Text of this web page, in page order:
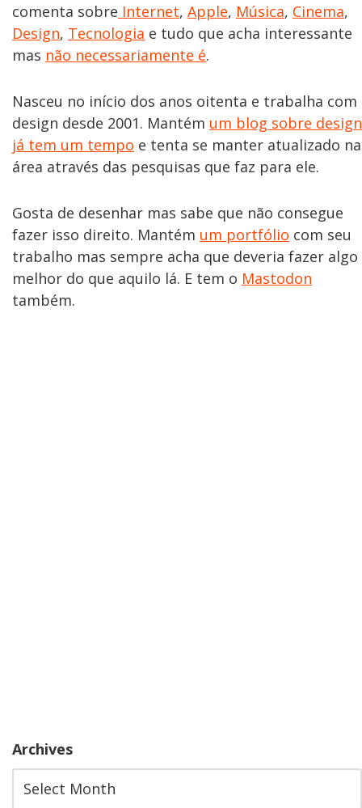
comenta sobre Internet, Apple, Música, Cinema,
Design, Tecnologia e tudo que acha interessante
mas não necessariamente é.
Nasceu no início dos anos oitenta e trabalha com
design desde 2001. Mantém um blog sobre design
já tem um tempo e tenta se manter atualizado na
área através das pesquisas que faz para ele.
Gosta de desenhar mas sabe que não consegue
fazer isso direito. Mantém um portfólio com seu
trabalho mas sempre acha que deveria fazer algo
melhor do que aquilo lá. E tem o Mastodon
também.
Archives